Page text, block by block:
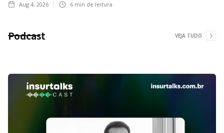
Aug 4, 2026 6 min de leitura
Podcast VEJA TUDO